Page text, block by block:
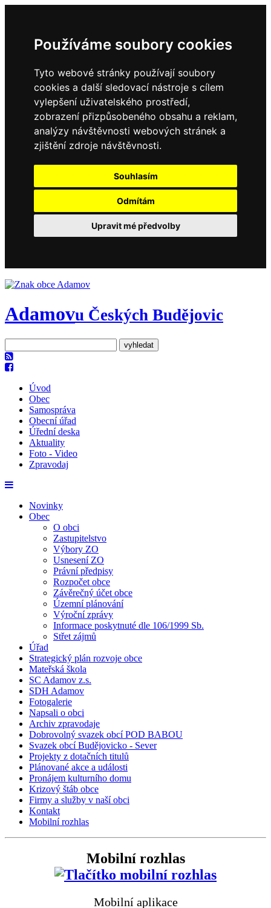
Používáme soubory cookies
Tyto webové stránky používají soubory
cookies a další sledovací nástroje s cílem
vylepšení uživatelského prostředí,
zobrazení přizpůsobeného obsahu a reklam,
analýzy návštěvnosti webových stránek a
zjištění zdroje návštěvnosti.
Souhlasím
Odmítám
Upravit mé předvolby
Adamovu Českých Budějovic
Úvod
Obec
Samospráva
Obecní úřad
Úřední deska
Aktuality
Foto - Video
Zpravodaj
Novinky
Obec
O obci
Zastupitelstvo
Výbory ZO
Usnesení ZO
Právní předpisy
Rozpočet obce
Závěrečný účet obce
Územní plánování
Výroční zprávy
Informace poskytnuté dle 106/1999 Sb.
Střet zájmů
Úřad
Strategický plán rozvoje obce
Mateřská škola
SC Adamov z.s.
SDH Adamov
Fotogalerie
Napsali o obci
Archiv zpravodaje
Dobrovolný svazek obcí POD BABOU
Svazek obcí Budějovicko - Sever
Projekty z dotačních titulů
Plánované akce a události
Pronájem kulturního domu
Krizový štáb obce
Firmy a služby v naší obci
Kontakt
Mobilní rozhlas
Mobilní rozhlas
Mobilní aplikace